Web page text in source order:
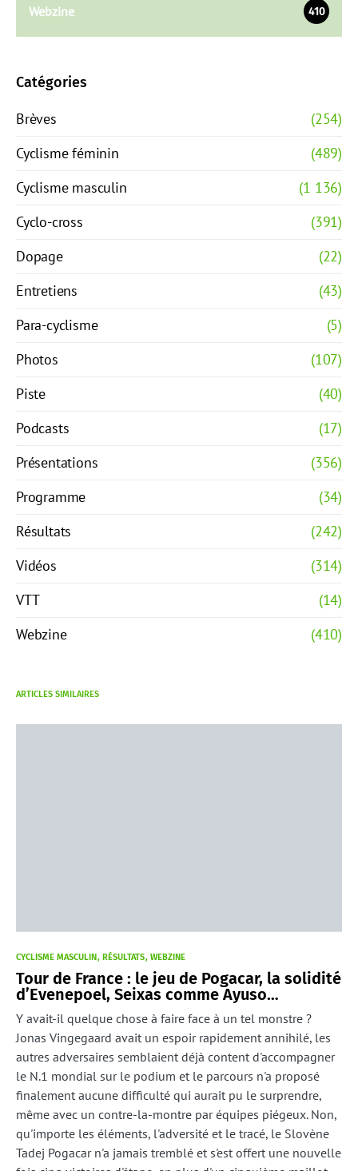
Webzine 410
Catégories
Brèves
(254)
Cyclisme féminin
(489)
Cyclisme masculin
(1 136)
Cyclo-cross
(391)
Dopage
(22)
Entretiens
(43)
Para-cyclisme
(5)
Photos
(107)
Piste
(40)
Podcasts
(17)
Présentations
(356)
Programme
(34)
Résultats
(242)
Vidéos
(314)
VTT
(14)
Webzine
(410)
ARTICLES SIMILAIRES
CYCLISME MASCULIN RÉSULTATS WEBZINE
Tour de France : le jeu de Pogacar, la solidité
d’Evenepoel, Seixas comme Ayuso…
Y avait-il quelque chose à faire face à un tel monstre ?
Jonas Vingegaard avait un espoir rapidement annihilé, les
autres adversaires semblaient déjà content d'accompagner
le N.1 mondial sur le podium et le parcours n'a proposé
finalement aucune difficulté qui aurait pu le surprendre,
même avec un contre-la-montre par équipes piégeux. Non,
qu'importe les éléments, l'adversité et le tracé, le Slovène
Tadej Pogacar n'a jamais tremblé et s'est offert une nouvelle